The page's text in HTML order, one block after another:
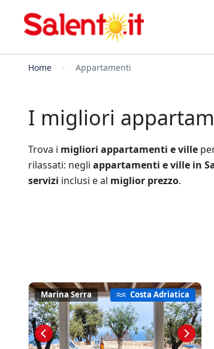
Home Appartamenti
I migliori
Trova i migliori appartamenti e ville
rilassati: negli appartamenti e ville in
servizi inclusi e al miglior prezzo.
Marina Serra Costa Adriatica